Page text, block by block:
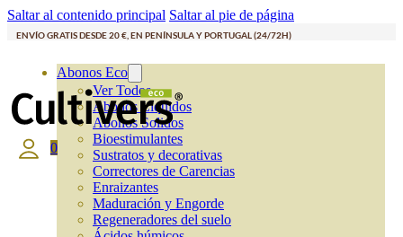
Saltar al contenido principal Saltar al pie de página
ENVÍO GRATIS DESDE 20 €, EN PENÍNSULA Y PORTUGAL (24/72H)
Abonos Eco
Ver Todos
Abonos Líquidos
Abonos Solidos
Bioestimulantes
Sustratos y decorativas
Correctores de Carencias
Enraizantes
Maduración y Engorde
Regeneradores del suelo
0